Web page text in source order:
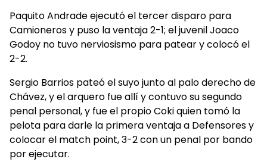
Paquito Andrade ejecutó el tercer disparo para
Camioneros y puso la ventaja 2-1; el juvenil Joaco
Godoy no tuvo nerviosismo para patear y colocó el
2-2.
Sergio Barrios pateó el suyo junto al palo derecho de
Chávez, y el arquero fue allí y contuvo su segundo
penal personal, y fue el propio Coki quien tomó la
pelota para darle la primera ventaja a Defensores y
colocar el match point, 3-2 con un penal por bando
por ejecutar.